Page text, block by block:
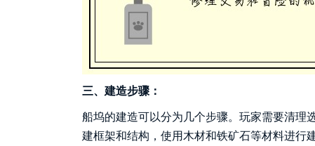
三、建造步骤：
船坞的建造可以分为几个步骤。玩家需要清理
建框架和结构，使用木材和铁矿石等材料进行